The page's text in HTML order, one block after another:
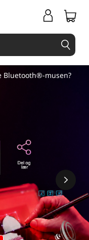
Bluetooth®-musen?